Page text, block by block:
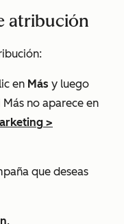
atribución
en Más y luego
Más no aparece en
>
que deseas
.